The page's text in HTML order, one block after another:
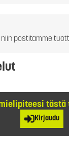
postitamme
tästä
Kirjaudu